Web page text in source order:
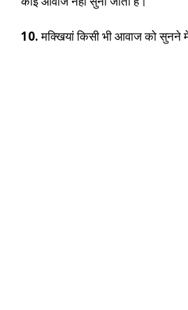
10.मक्खियां किसी भी आवाज को सुनने में